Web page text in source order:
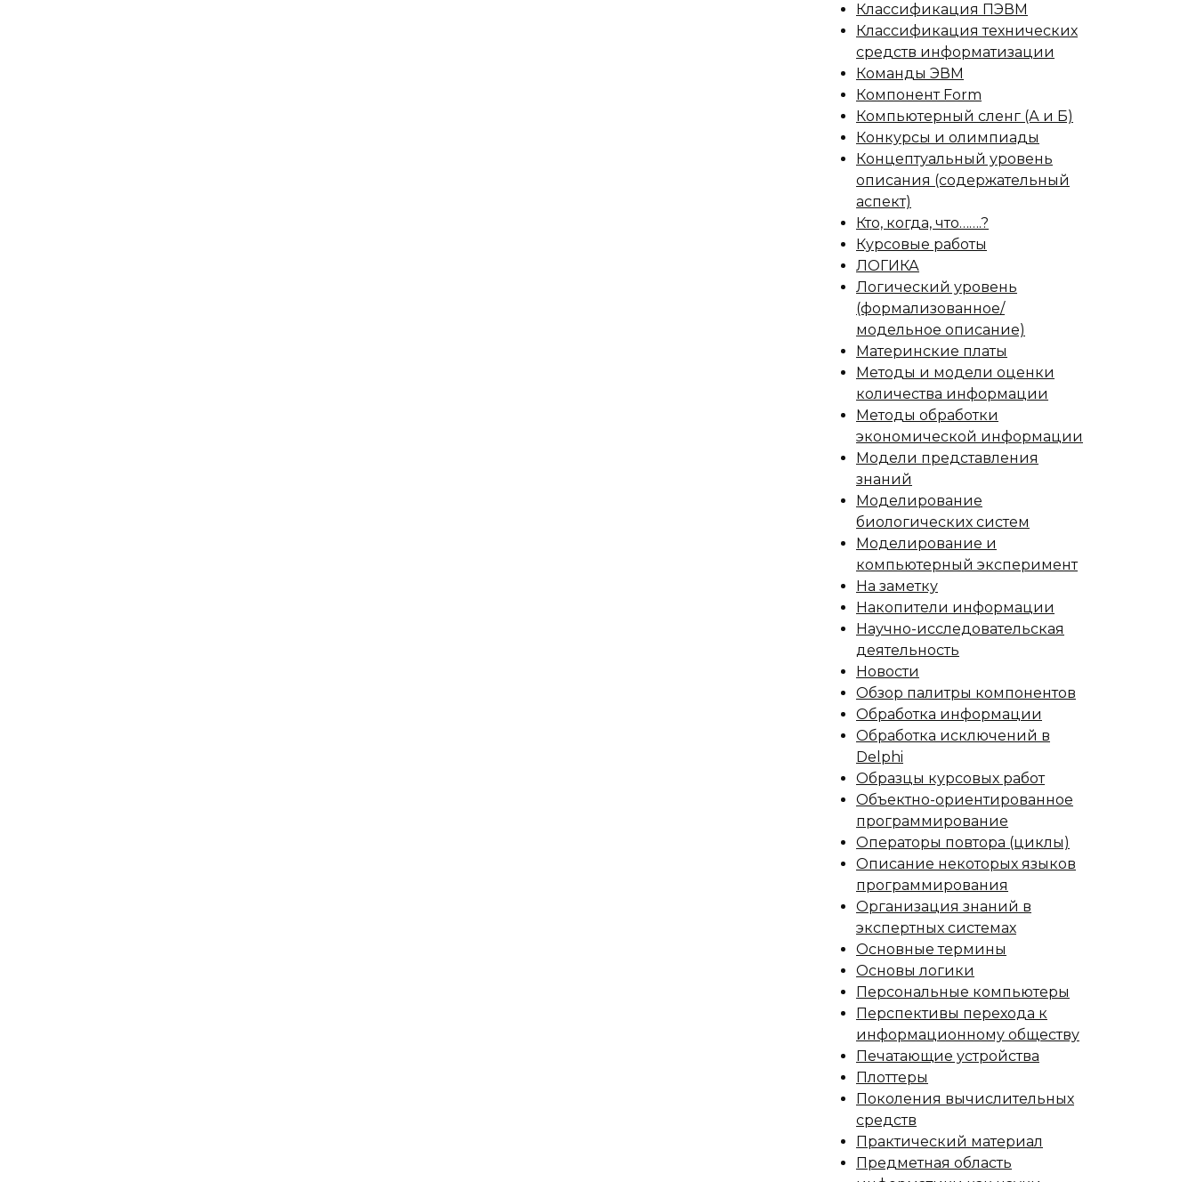
Классификация ПЭВМ
Классификация технических
средств информатизации
Команды ЭВМ
Компонент Form
Компьютерный сленг (А и Б)
Конкурсы и олимпиады
Концептуальный уровень
описания (содержательный
аспект)
Кто, когда, что…….?
Курсовые работы
ЛОГИКА
Логический уровень
(формализованное/
модельное описание)
Материнские платы
Методы и модели оценки
количества информации
Методы обработки
экономической информации
Модели представления
знаний
Моделирование
биологических систем
Моделирование и
компьютерный эксперимент
На заметку
Накопители информации
Научно-исследовательская
деятельность
Новости
Обзор палитры компонентов
Обработка информации
Обработка исключений в
Delphi
Образцы курсовых работ
Объектно-ориентированное
программирование
Операторы повтора (циклы)
Описание некоторых языков
программирования
Организация знаний в
экспертных системах
Основные термины
Основы логики
Персональные компьютеры
Перспективы перехода к
информационному обществу
Печатающие устройства
Плоттеры
Поколения вычислительных
средств
Практический материал
Предметная область